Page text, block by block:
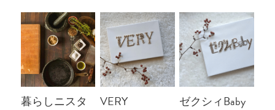
暮らしニスタ VERY ゼクシィBaby